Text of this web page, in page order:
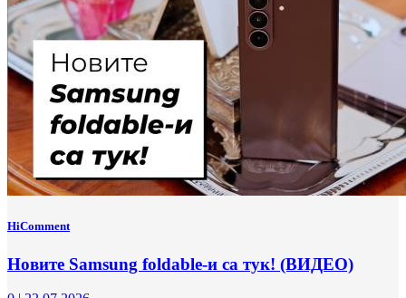
HiComment
Новите Samsung foldable-и са тук! (ВИДЕО)